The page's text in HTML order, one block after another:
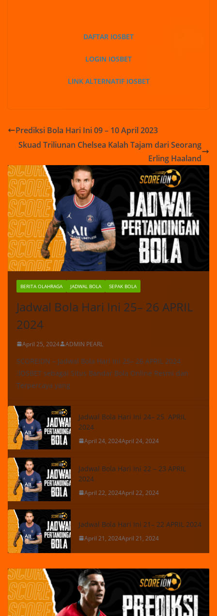
DAFTAR IOSBET
LOGIN IOSBET
LINK ALTERNATIF IOSBET
Prediksi Bola Hari Ini 09 – 10 April 2023
Skuad Triliunan Chelsea Kalah Tajam dari Seorang
Erling Haaland
BERITA OLAHRAGA JADWAL BOLA SEPAK BOLA
Jadwal Bola Hari Ini 25– 26 APRIL
2024
April 25, 2024 ADMIN PEARL
SCOREIDN – Jadwal Bola Hari Ini 25– 26 APRIL 2024
:IOSBET sebagai Situs Bandar Bola Online Resmi dan
Terpercaya yang
Jadwal Bola Hari Ini 24– 25 APRIL
2024
April 24, 2024April 24, 2024
Jadwal Bola Hari Ini 22 – 23 APRIL
2024
April 22, 2024April 22, 2024
Jadwal Bola Hari Ini 21– 22 APRIL 2024
April 21, 2024April 21, 2024